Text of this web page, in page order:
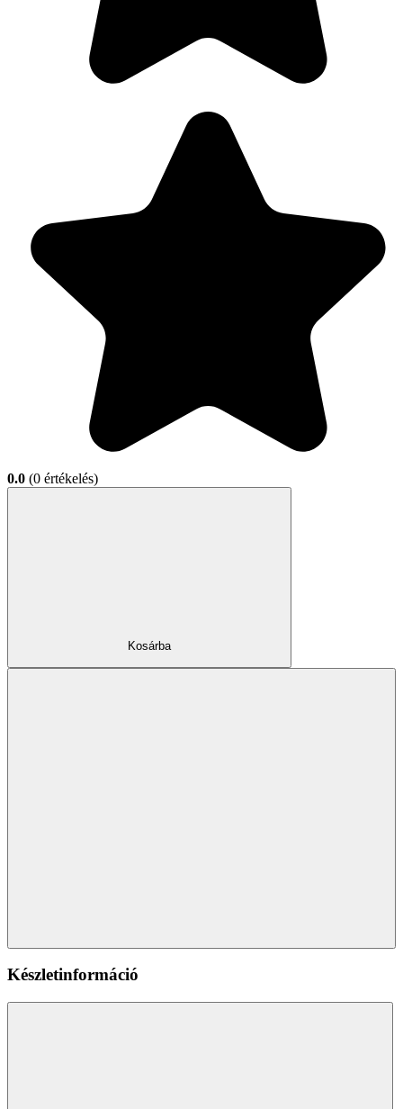
0.0 (0 értékelés)
Kosárba
Készletinformáció